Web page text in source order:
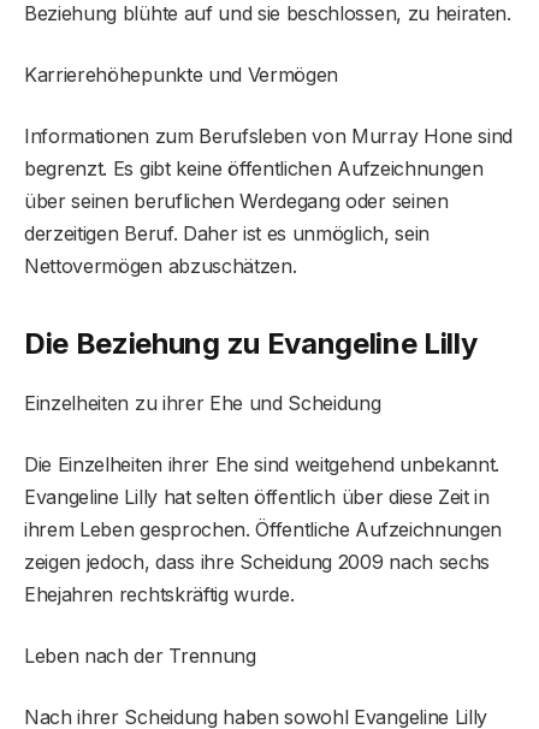
Beziehung blühte auf und sie beschlossen, zu heiraten.
Karrierehöhepunkte und Vermögen
Informationen zum Berufsleben von Murray Hone sind
begrenzt. Es gibt keine öffentlichen Aufzeichnungen
über seinen beruflichen Werdegang oder seinen
derzeitigen Beruf. Daher ist es unmöglich, sein
Nettovermögen abzuschätzen.
Die Beziehung zu Evangeline Lilly
Einzelheiten zu ihrer Ehe und Scheidung
Die Einzelheiten ihrer Ehe sind weitgehend unbekannt.
Evangeline Lilly hat selten öffentlich über diese Zeit in
ihrem Leben gesprochen. Öffentliche Aufzeichnungen
zeigen jedoch, dass ihre Scheidung 2009 nach sechs
Ehejahren rechtskräftig wurde.
Leben nach der Trennung
Nach ihrer Scheidung haben sowohl Evangeline Lilly